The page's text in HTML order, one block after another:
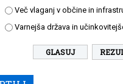
Več vlaganj v občine in
Varnejša država in